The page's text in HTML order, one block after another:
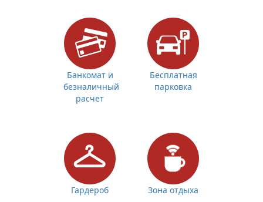
Банкомат и
безналичный
расчет
Бесплатная
парковка
Гардероб Зона отдыха
Мебельный центр «Большая медведица»- это 4 этажа
мебели и предметов интерьера, где вы найдёте всё самое